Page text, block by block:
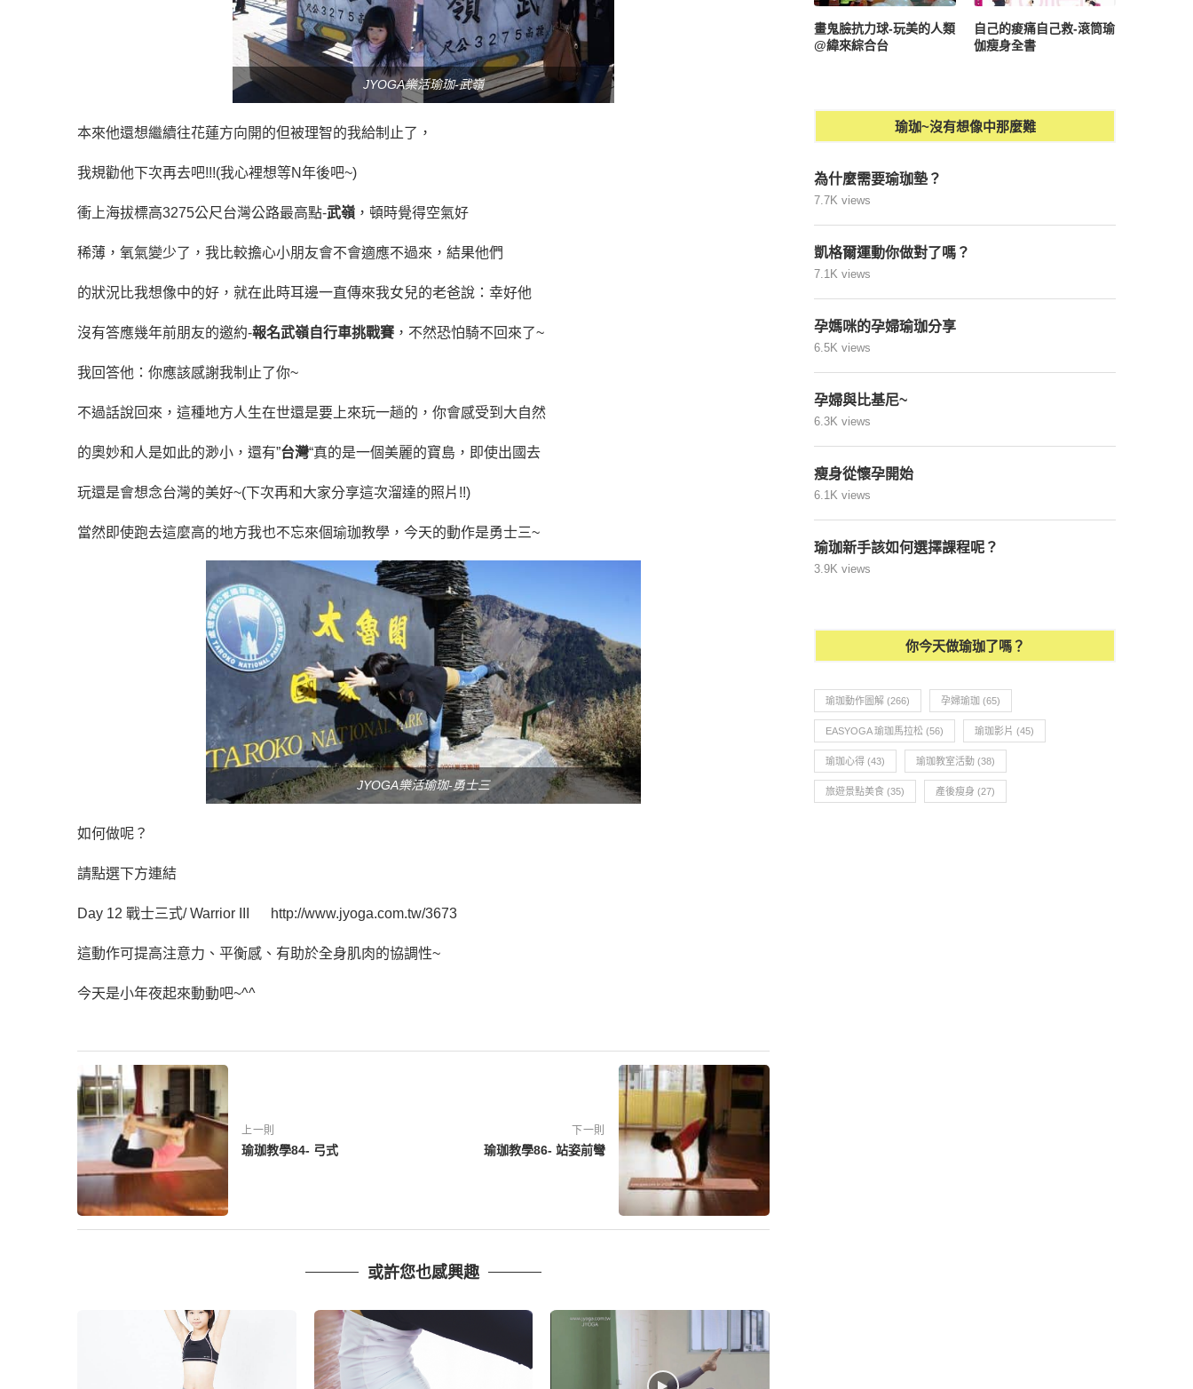
JYOGA樂活瑜珈-武嶺
本來他還想繼續往花蓮方向開的但被理智的我給制止了，
我規勸他下次再去吧!!!(我心裡想等N年後吧~)
衝上海拔標高3275公尺台灣公路最高點-武嶺 ，頓時覺得空氣好
稀薄，氧氣變少了，我比較擔心小朋友會不會適應不過來，結果他們
的狀況比我想像中的好，就在此時耳邊一直傳來我女兒的老爸說：幸好他
沒有答應幾年前朋友的邀約-報名武嶺自行車挑戰賽 ，不然恐怕騎不回來了~
我回答他：你應該感謝我制止了你~
不過話說回來，這種地方人生在世還是要上來玩一趟的，你會感受到大自然
的奧妙和人是如此的渺小 ，還有”台灣“真的是一個美麗的寶島，即使出國去
玩還是會想念台灣的美好~(下次再和大家分享這次溜達的照片!!)
當然即使跑去這麼高的地方我也不忘來個瑜珈教學，今天的動作是勇士三~
JYOGA樂活瑜珈-勇士三
如何做呢？
請點選下方連結
Day 12 戰士三式/ Warrior III http://www.jyoga.com.tw/3673
這動作可提高注意力、平衡感、有助於全身肌肉的協調性~
今天是小年夜起來動動吧~^^
上一則
瑜珈教學84- 弓式
下一則
瑜珈教學86- 站姿前彎
或許您也感興趣
畫鬼臉抗力球-玩美的人類
@緯來綜合台
自己的痠痛自己救-滾筒瑜
伽瘦身全書
瑜珈~沒有想像中那麼難
為什麼需要瑜珈墊？
7.7K views
凱格爾運動你做對了嗎？
7.1K views
孕媽咪的孕婦瑜珈分享
6.5K views
孕婦與比基尼~
6.3K views
瘦身從懷孕開始
6.1K views
瑜珈新手該如何選擇課程呢？
3.9K views
你今天做瑜珈了嗎？
瑜珈動作圖解 (266) 孕婦瑜珈 (65)
EASYOGA 瑜珈馬拉松 (56) 瑜珈影片 (45)
瑜珈心得 (43) 瑜珈教室活動 (38)
旅遊景點美食 (35) 產後瘦身 (27)